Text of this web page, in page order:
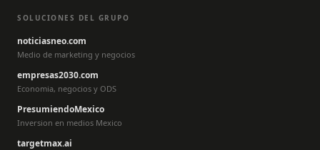
SOLUCIONES DEL GRUPO
noticiasneo.com
Medio de marketing y negocios
empresas2030.com
Economia, negocios y ODS
PresumiendoMexico
Inversion en medios Mexico
targetmax.ai